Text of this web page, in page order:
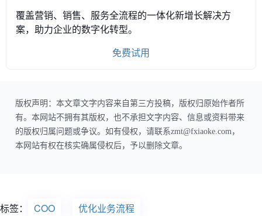
覆盖营销、销售、服务全流程的一体化新增长解决方
案，助力企业的数字化转型。
免费试用
版权声明：本文章文字内容来自第三方投稿，版权归原始作者所
有。本网站不拥有其版权，也不承担文字内容、信息或资料带来
的版权归属问题或争议。如有侵权，请联系zmt@fxiaoke.com，
本网站有权在核实确属侵权后，予以删除文章。
标签： COO 优化业务流程